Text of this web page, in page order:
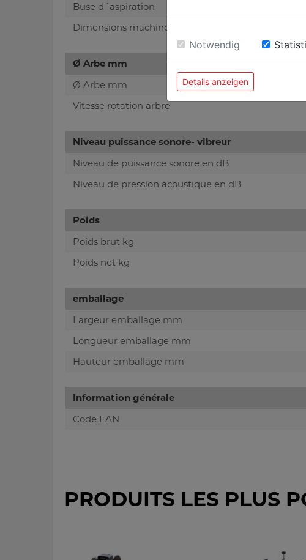
Buse d´aspiration
Dimensions machine mm
Ø Arbe mm
Ø Arbe mm
Vitesse rotation arbre
Niveau puissance sonore- vibreur
Niveau de puissance sonore en dB
Niveau de pression acoustique en dB
Poids
Poids brut kg
Poids net kg
emballage
Largeur emballage mm
Longueur emballage mm
Hauteur emballage mm
Information générale
Code EAN
PRODUITS LES PLUS
Notwendig
Details anzeigen